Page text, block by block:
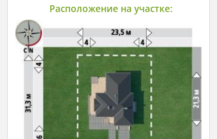
Расположение на участке: